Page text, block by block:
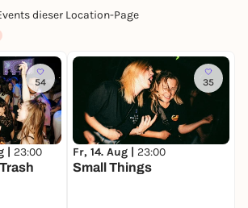
dieser Location-Page
54
| 23:00
35
Fr, 14. Aug | 23:00
Small Things